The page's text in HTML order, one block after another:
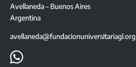
Avellaneda – Buenos Aires
Argentina
avellaneda@fundacionuniversitariagl.org
